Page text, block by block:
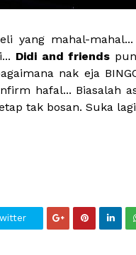
yang mahal-
Didi and friends
nak eja
hafal... Biasalah
tak bosan. Suka